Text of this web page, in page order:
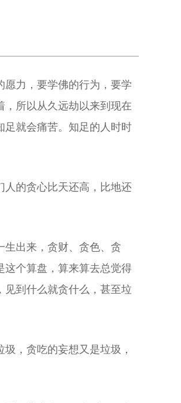
力，要学佛的行为，要学
所以从久远劫以来到现在
足就会痛苦。知足的人时时
人的贪心比天还高，比地还
生出来，贪财、贪色、贪
这个算盘，算来算去总觉得
到什么就贪什么，甚至垃
，贪吃的妄想又是垃圾，